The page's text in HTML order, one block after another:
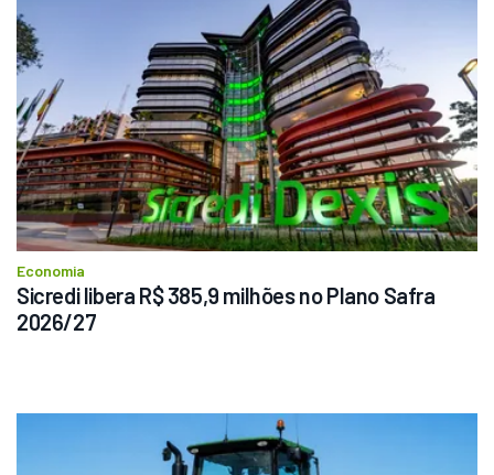
Economia
Sicredi libera R$ 385,9 milhões no Plano Safra
2026/27